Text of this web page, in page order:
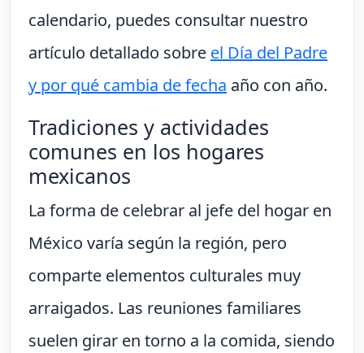
calendario, puedes consultar nuestro
artículo detallado sobre el Día del Padre
y por qué cambia de fecha año con año.
Tradiciones y actividades
comunes en los hogares
mexicanos
La forma de celebrar al jefe del hogar en
México varía según la región, pero
comparte elementos culturales muy
arraigados. Las reuniones familiares
suelen girar en torno a la comida, siendo